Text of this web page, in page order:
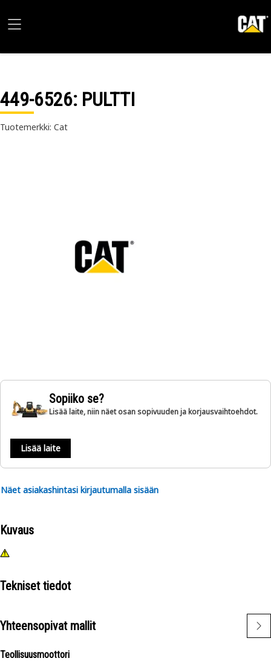
449-6526: PULTTI
Tuotemerkki: Cat
Sopiiko se?
Lisää laite, niin näet osan sopivuuden ja korjausvaihtoehdot.
Lisää laite
Näet asiakashintasi kirjautumalla sisään
Kuvaus
Tekniset tiedot
Yhteensopivat mallit
Teollisuusmoottori